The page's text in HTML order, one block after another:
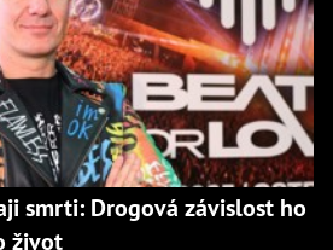
smrti: Drogová závislost ho
život